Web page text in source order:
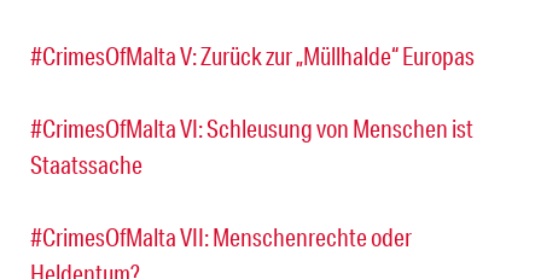
#CrimesOfMalta V: Zurück zur „Müllhalde“ Europas
#CrimesOfMalta VI: Schleusung von Menschen ist
Staatssache
#CrimesOfMalta VII: Menschenrechte oder